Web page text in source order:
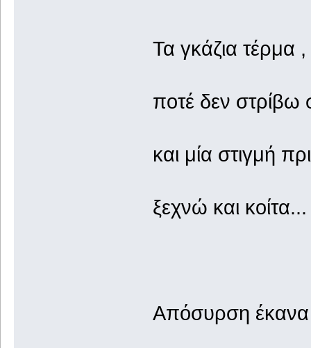
Τα γκάζια τέρμα
ποτέ δεν στρίβω
και μία στιγμή
ξεχνώ και
Απόσυρση